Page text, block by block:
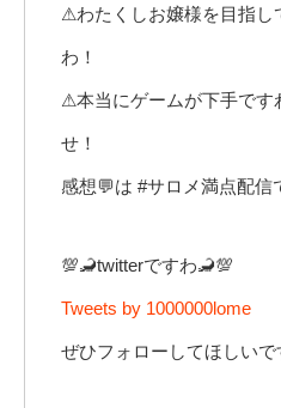
⚠わたくしお嬢様を目指し
わ！
⚠本当にゲームが下手です
せ！
感想💬は #サロメ満点配
💯🦂twitterですわ🦂💯
Tweets by 1000000lome
ぜひフォローしてほしいで